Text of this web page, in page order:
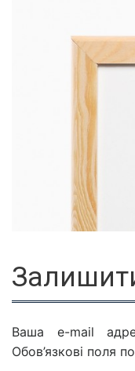
Ваша e-mail
Обов’язкові поля